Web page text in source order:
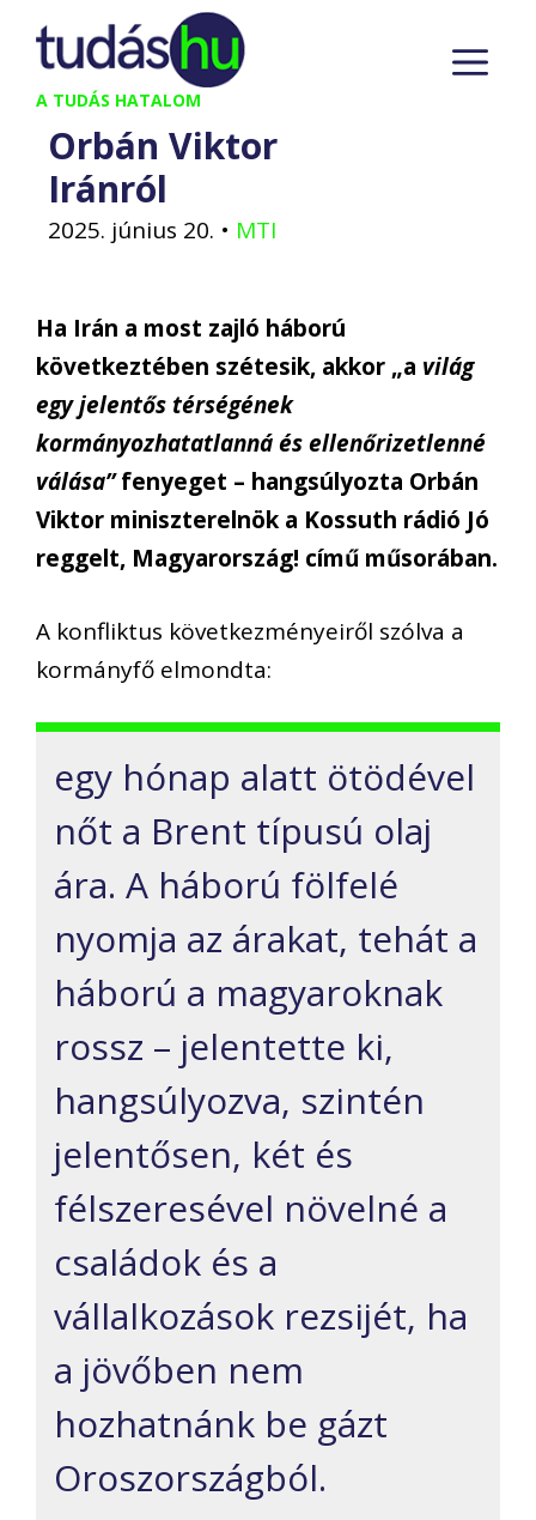
Kilépés
tartalomba
A TUDÁS HATALOM
Orbán Viktor
Iránról
2025. június 20. • MTI
Ha Irán a most zajló háború
következtében szétesik, akkor „a világ
egy jelentős térségének
kormányozhatatlanná és ellenőrizetlenné
válása”fenyeget – hangsúlyozta Orbán
Viktor miniszterelnök a Kossuth rádió Jó
reggelt, Magyarország! című műsorában.
A konfliktus következményeiről szólva a
kormányfő elmondta:
egy hónap alatt ötödével
nőt a Brent típusú olaj
ára. A háború fölfelé
nyomja az árakat, tehát a
háború a magyaroknak
rossz – jelentette ki,
hangsúlyozva, szintén
jelentősen, két és
félszeresével növelné a
családok és a
vállalkozások rezsijét, ha
a jövőben nem
hozhatnánk be gázt
Oroszországból.